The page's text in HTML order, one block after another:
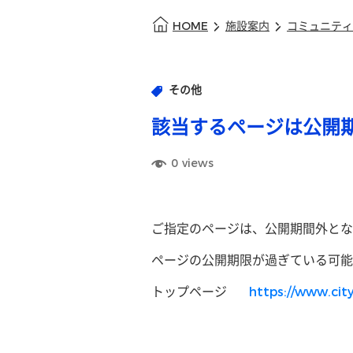
HOME 施設案内 コミュニテ
その他
該当するページは公開
0 views
ご指定のページは、公開期間外と
ページの公開期限が過ぎている可
トップページ https://